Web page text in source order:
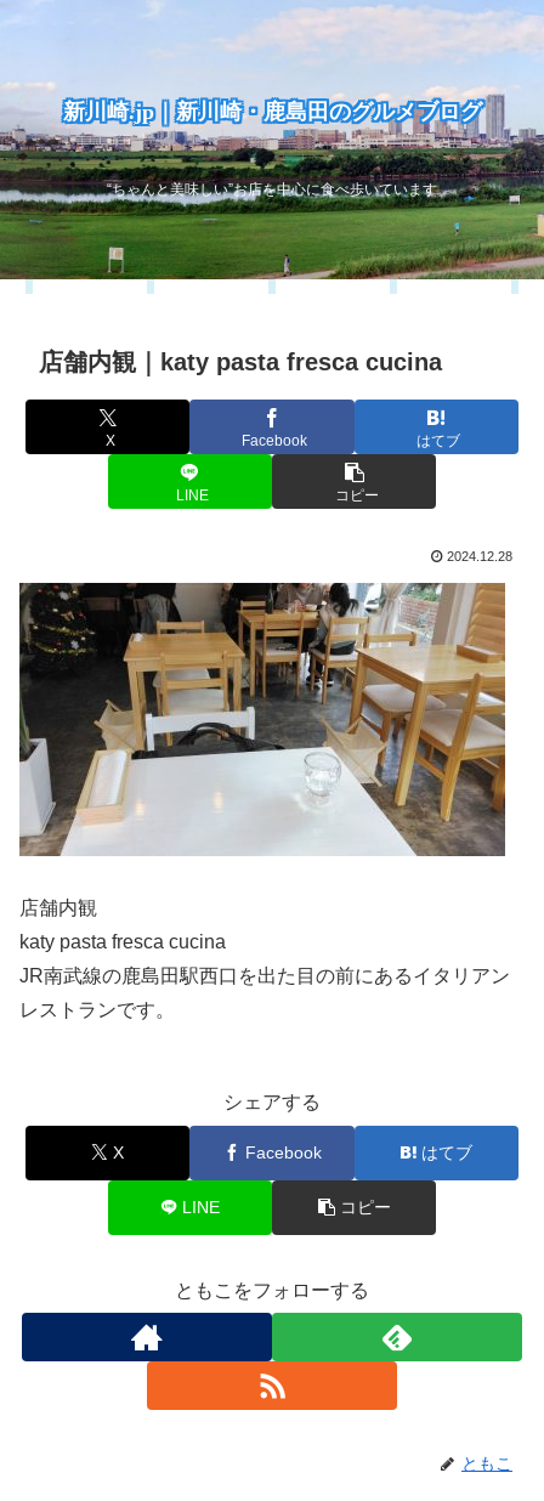
新川崎.jp｜新川崎・鹿島田のグルメブログ
“ちゃんと美味しい”お店を中心に食べ歩いています
店舗内観｜katy pasta fresca cucina
X Facebook はてブ
LINE コピー
2024.12.28
店舗内観
katy pasta fresca cucina
JR南武線の鹿島田駅西口を出た目の前にあるイタリアン
レストランです。
シェアする
X Facebook はてブ
LINE コピー
ともこをフォローする
ともこ